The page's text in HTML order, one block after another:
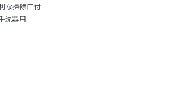
な掃除口付
洗器用